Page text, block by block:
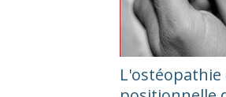
L'ostéopathie